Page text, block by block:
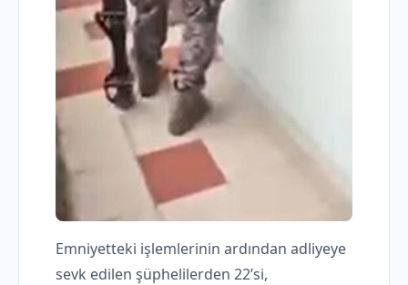
Emniyetteki işlemlerinin ardından adliyeye
sevk edilen şüphelilerden 22’si,